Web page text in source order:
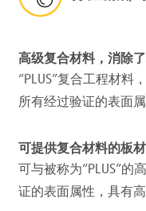
高级复合材料，消除
“PLUS”复合工程材料
所有经过验证的表面
可提供复合材料的板
可与被称为“PLUS”
证的表面属性，具有